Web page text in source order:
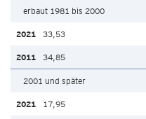
erbaut 1981 bis 2000
33,53
34,85
2001 und später
17,95